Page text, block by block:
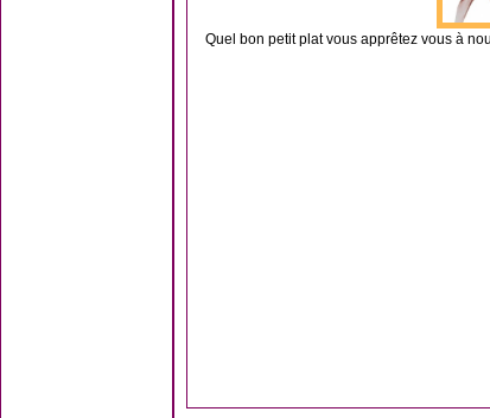
Quel bon petit plat vous apprêtez vous à